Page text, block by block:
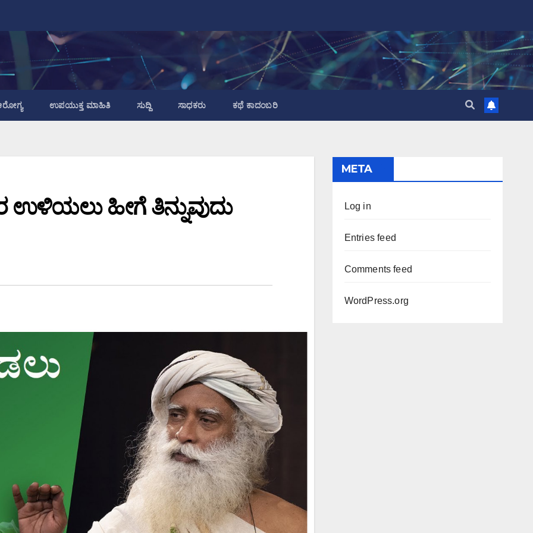
ಉಪಯುಕ್ತ ಮಾಹಿತಿ ಸುದ್ದಿ ಸಾಧಕರು ಕಥೆ ಕಾದಂಬರಿ
ಉಳಿಯಲು ಹೀಗೆ ತಿನ್ನುವುದು
META
Log in
Entries feed
Comments feed
WordPress.org